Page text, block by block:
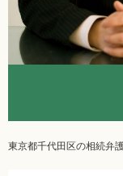
東京都千代田区の相続弁